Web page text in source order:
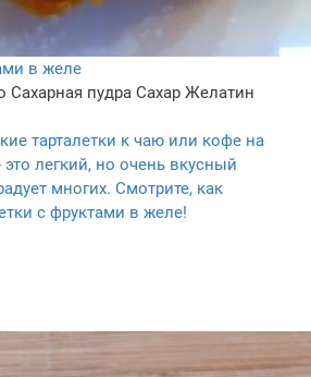
в желе
Сахарная пудра Сахар Желатин
тарталетки к чаю или кофе на
легкий, но очень вкусный
многих. Смотрите, как
с фруктами в желе!